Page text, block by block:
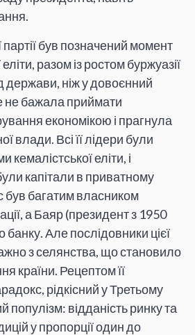
був позначений момент
разом із ростом буржуазії
держави, ніж у довоєнний
не бажала приймати
економікою і прагнула
влади. Всі її лідери були
еліти, і
капітали в приватному
був багатим власником
а Баяр (президент з 1950
банку. Але послідовники цієї
з селянства, що становило
країни. Рецептом її
рідкісний у Третьому
популізм: відданість ринку та
у пропорції один до